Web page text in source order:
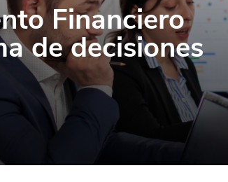
Financiero
de decisiones